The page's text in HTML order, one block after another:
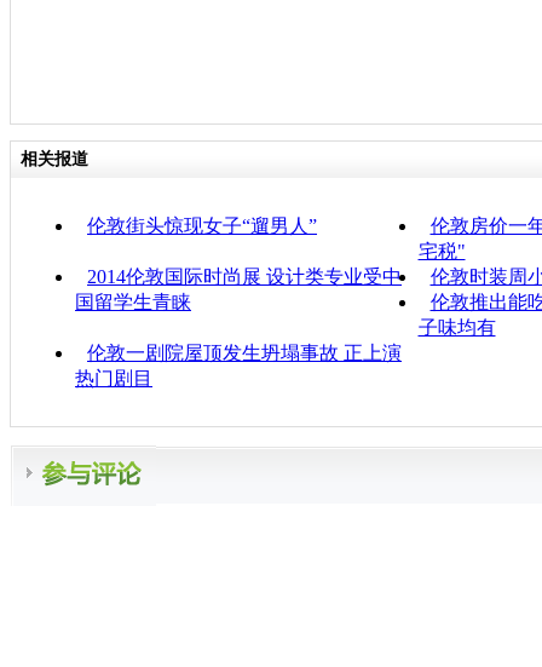
相关报道
伦敦街头惊现女子“遛男人”
伦敦房价一
宅税"
2014伦敦国际时尚展 设计类专业受中
国留学生青睐
伦敦时装周
伦敦推出能
子味均有
伦敦一剧院屋顶发生坍塌事故 正上演
热门剧目